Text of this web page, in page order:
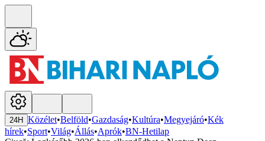
24H Közélet•Belföld•Gazdaság•Kultúra•Megyejáró•Kék
hírek•Sport•Világ•Állás•Aprók•BN-Hetilap